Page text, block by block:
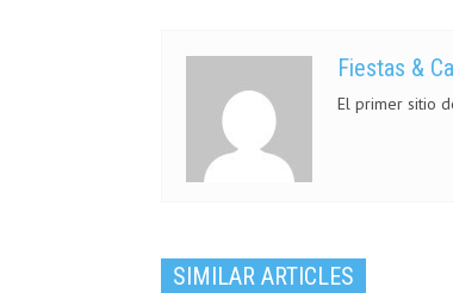
Fiestas &
El primer sitio
SIMILAR ARTICLES